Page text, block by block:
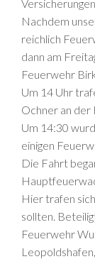
Nachdem
reichlich
dann am
Feuerwehr
Um 14 Uhr
Ochner an der
Um 14:30
einigen
Die Fahrt
Hier trafen
sollten.
Feuerwehr